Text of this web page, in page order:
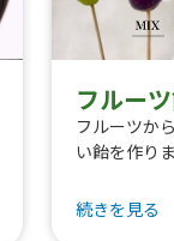
フルー
フルーツか
い飴を作り
500円からに
続きを見る